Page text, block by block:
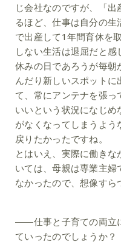
じ会社なのですが、「
るほど、仕事は自分の
で出産して1年間育休を
しない生活は退屈だと感
休みの日であろうが毎
んだり新しいスポットに
て、常にアンテナを張っ
いいという状況になじめ
がなくなってしまうよ
戻りたかったですね。
とはいえ、実際に働き
いては、母親は専業主
なかったので、想像すら
――仕事と子育ての両立
ていったのでしょうか？